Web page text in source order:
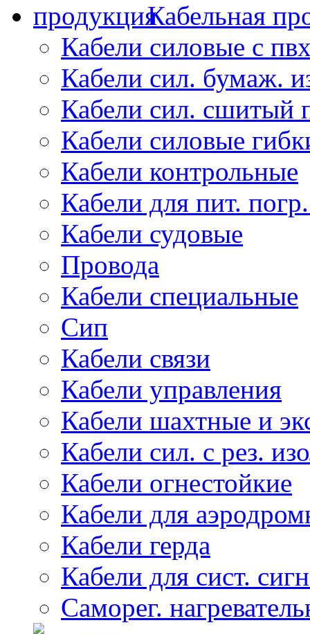
Кабельная
Кабели силовые с
Кабели сил. бумаж.
Кабели сил. сшитый
Кабели силовые
Кабели контрольные
Кабели для пит.
Кабели судовые
Провода
Кабели специальные
Сип
Кабели связи
Кабели управления
Кабели шахтные и
Кабели сил. с рез.
Кабели огнестойкие
Кабели для
Кабели герда
Кабели для сист.
Саморег.